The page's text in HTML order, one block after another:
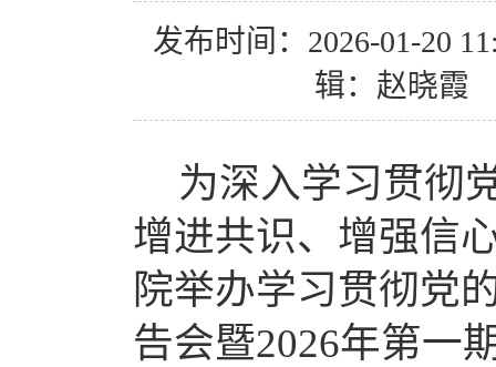
发布时间：2026-01-20
辑：赵晓霞
为深入学习贯彻
增进共识、增强信
院举办学习贯彻党
告会暨2026年第一